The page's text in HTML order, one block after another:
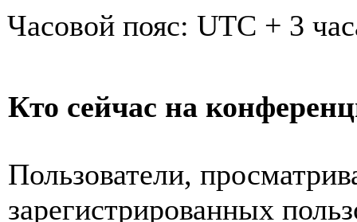
Часовой пояс: UTC + 3
Кто сейчас на
Пользователи,
зарегистрированных